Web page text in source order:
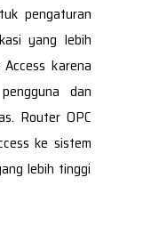
pengaturan
yang lebih
karena
dan
Router OPC
ke sistem
lebih tinggi